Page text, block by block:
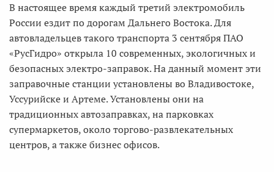
В настоящее время каждый третий электромобиль
России ездит по дорогам Дальнего Востока. Для
автовладельцев такого транспорта 3 сентября ПАО
«РусГидро» открыла 10 современных, экологичных и
безопасных электро-заправок. На данный момент эти
заправочные станции установлены во Владивостоке,
Уссурийске и Артеме. Установлены они на
традиционных автозаправках, на парковках
супермаркетов, около торгово-развлекательных
центров, а также бизнес офисов.